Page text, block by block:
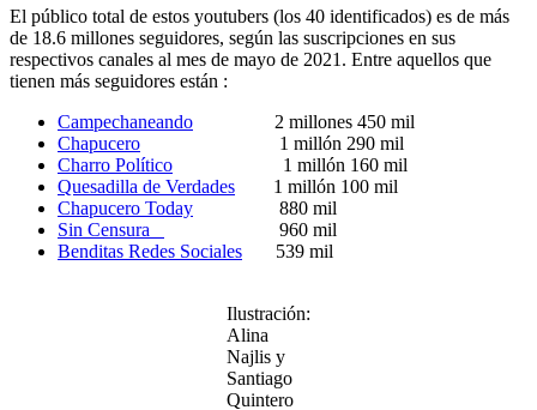
El público total de estos youtubers (los 40 identificados) es de más
de 18.6 millones seguidores, según las suscripciones en sus
respectivos canales al mes de mayo de 2021. Entre aquellos que
tienen más seguidores están :
Campechaneando 2 millones 450 mil
Chapucero 1 millón 290 mil
Charro Político 1 millón 160 mil
Quesadilla de Verdades 1 millón 100 mil
Chapucero Today 880 mil
Sin Censura
960 mil
Benditas Redes Sociales 539 mil
Ilustración:
Alina
Najlis y
Santiago
Quintero